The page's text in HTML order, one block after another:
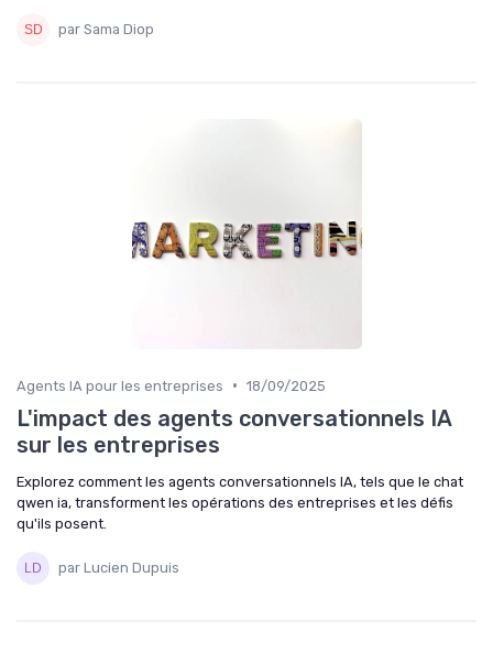
par Sama Diop
Agents IA pour les entreprises • 18/09/2025
L'impact des agents conversationnels IA
sur les entreprises
Explorez comment les agents conversationnels IA, tels que le chat
qwen ia, transforment les opérations des entreprises et les défis
qu'ils posent.
par Lucien Dupuis